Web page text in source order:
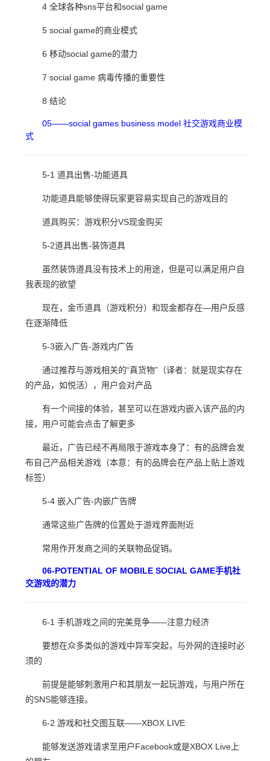
4 全球各种sns平台和social game
5 social game的商业模式
6 移动social game的潜力
7 social game 病毒传播的重要性
8 结论
05——social games business model 社交游戏商业模
式
5-1 道具出售-功能道具
功能道具能够使得玩家更容易实现自己的游戏目的
道具购买：游戏积分VS现金购买
5-2道具出售-装饰道具
虽然装饰道具没有技术上的用途，但是可以满足用户自
我表现的欲望
现在，金币道具（游戏积分）和现金都存在—用户反感
在逐渐降低
5-3嵌入广告-游戏内广告
通过推荐与游戏相关的“真货物”（译者：就是现实存在
的产品，如悦活），用户会对产品
有一个间接的体验，甚至可以在游戏内嵌入该产品的内
接，用户可能会点击了解更多
最近，广告已经不再局限于游戏本身了：有的品牌会发
布自己产品相关游戏（本意：有的品牌会在产品上贴上游戏
标签）
5-4 嵌入广告-内嵌广告牌
通常这些广告牌的位置处于游戏界面附近
常用作开发商之间的关联物品促销。
06-POTENTIAL OF MOBILE SOCIAL GAME手机社
交游戏的潜力
6-1 手机游戏之间的完美竞争——注意力经济
要想在众多类似的游戏中异军突起，与外网的连接时必
须的
前提是能够刺激用户和其朋友一起玩游戏，与用户所在
的SNS能够连接。
6-2 游戏和社交图互联——XBOX LIVE
能够发送游戏请求至用户Facebook或是XBOX Live上